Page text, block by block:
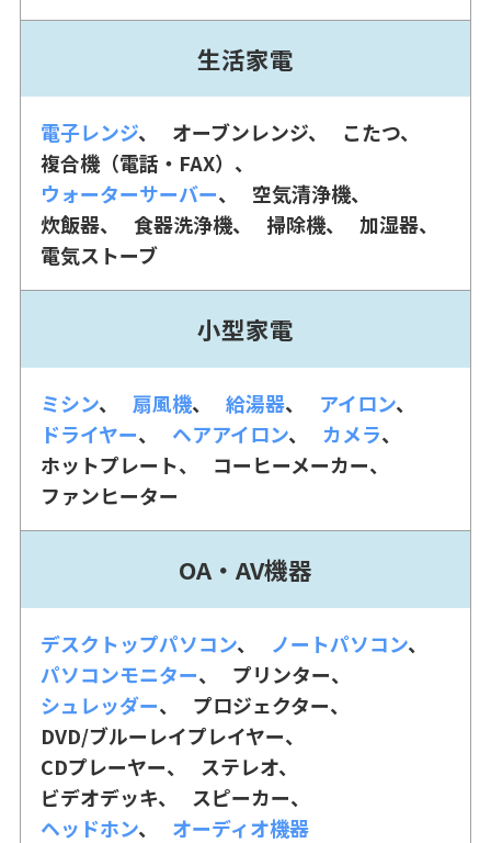
生活家電
電子レンジ オーブンレンジ
こたつ
複合機（電話・FAX）
ウォーターサーバー
空気清浄機
炊飯器
食器洗浄機 掃除機
加湿器
電気ストーブ
小型家電
ミシン 扇風機 給湯器
アイロン
ドライヤー
ヘアアイロン
カメラ
ホットプレート
コーヒーメーカー
ファンヒーター
OA・AV機器
デスクトップパソコン
ノートパソコン
パソコンモニター
プリンター
シュレッダー
プロジェクター
DVD/ブルーレイプレイヤー
CDプレーヤー
ステレオ
ビデオデッキ
スピーカー
ヘッドホン
オーディオ機器